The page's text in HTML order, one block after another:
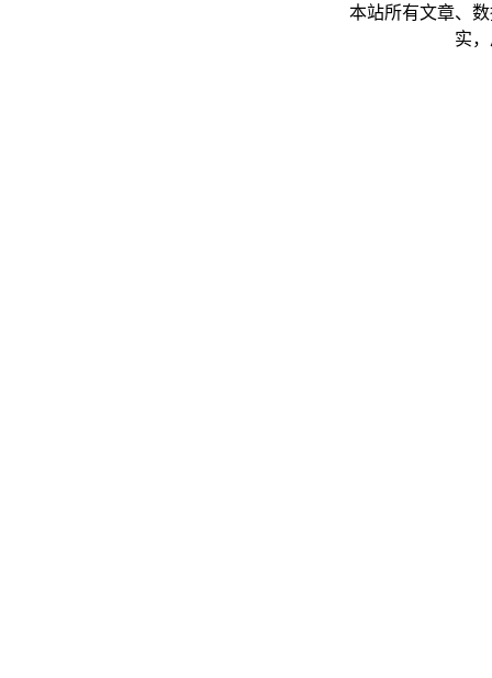
本站所有文章、
实